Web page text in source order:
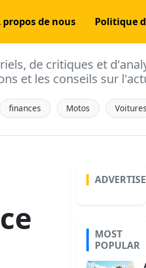
propos de nous Politique
de critiques et
et les conseils sur
finances Motos Voitures
MOST
POPULAR